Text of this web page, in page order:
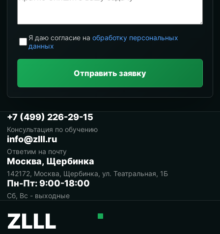
Я даю согласие на обработку персональных
данных
Отправить заявку
+7 (499) 226-29-15
Консультация по обучению
info@zlll.ru
Ответим на почту
Москва, Щербинка
142172, Москва, Щербинка, ул. Театральная, 1Б
Пн-Пт: 9:00-18:00
Сб, Вс - выходные
ZLLL